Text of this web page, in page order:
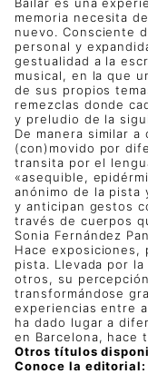
memoria necesita
nuevo. Consciente
personal y
gestualidad a la
musical, en la que
de sus propios
remezclas donde
y preludio de la
De manera similar
(con)movido por
transita por el
«asequible,
anónimo de la
y anticipan gestos
través de cuerpos
Sonia Fernández
Hace exposiciones,
pista. Llevada por
otros, su
transformándose
experiencias entre
ha dado lugar a
en Barcelona, hace
Otros títulos
Conoce la